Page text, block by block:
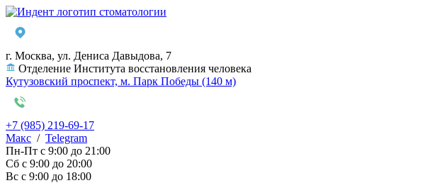
г. Москва, ул. Дениса Давыдова, 7
Отделение Института восстановления человека
Кутузовский проспект, м. Парк Победы (140 м)
+7 (985) 219-69-17
Макс / Telegram
Пн-Пт с 9:00 до 21:00
Сб с 9:00 до 20:00
Вс с 9:00 до 18:00